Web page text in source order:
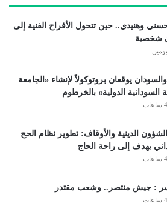
وهنيدي.. حين تتحول الأفراح الفنية إلى
شخصية
والسودان يوقعان بروتوكولاً لإنشاء «الجامعة
السودانية الدولية» بالخرطوم
الدينية والأوقاف: تطوير نظام الحج
يهدف إلى راحة الحاج
: جيش منتصر.. وشعب مقتدر